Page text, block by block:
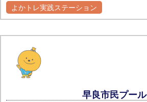
よかトレ実践ステーション
早良市民プール